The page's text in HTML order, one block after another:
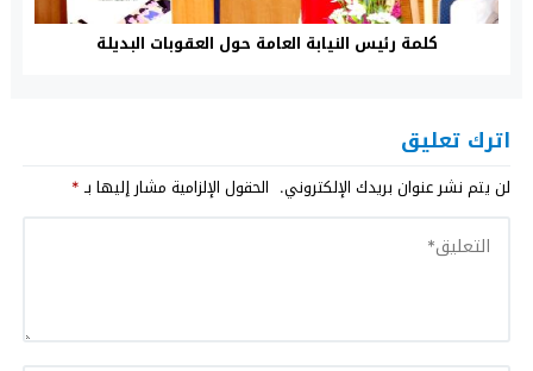
كلمة رئيس النيابة العامة حول العقوبات البديلة
اترك تعليق
لن يتم نشر عنوان بريدك الإلكتروني. الحقول الإلزامية مشار إليها بـ*